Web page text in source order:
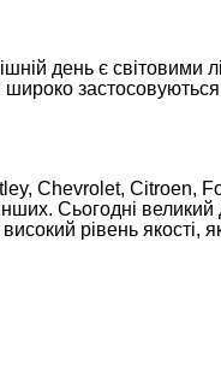
день є світовими
Chevrolet,
Сьогодні великий
рівень якості,